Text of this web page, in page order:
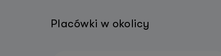
Placówki w okolicy